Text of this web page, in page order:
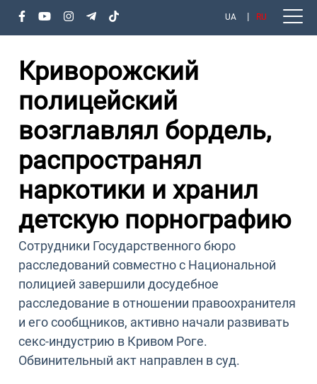
UA RU
Криворожский
полицейский
возглавлял бордель,
распространял
наркотики и хранил
детскую порнографию
Сотрудники Государственного бюро
расследований совместно с Национальной
полицией завершили досудебное
расследование в отношении правоохранителя
и его сообщников, активно начали развивать
секс-индустрию в Кривом Роге.
Обвинительный акт направлен в суд.